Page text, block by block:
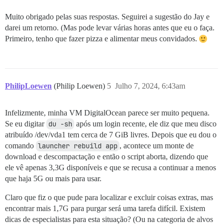
Muito obrigado pelas suas respostas. Seguirei a sugestão do Jay e
darei um retorno. (Mas pode levar várias horas antes que eu o faça.
Primeiro, tenho que fazer pizza e alimentar meus convidados.
PhilipLoewen (Philip Loewen) Julho 7, 2024, 6:43am
5
Infelizmente, minha VM DigitalOcean parece ser muito pequena.
Se eu digitar du -sh após um login recente, ele diz que meu disco
atribuído /dev/vda1 tem cerca de 7 GiB livres. Depois que eu dou o
comando launcher rebuild app , acontece um monte de
download e descompactação e então o script aborta, dizendo que
ele vê apenas 3,3G disponíveis e que se recusa a continuar a menos
que haja 5G ou mais para usar.
Claro que fiz o que pude para localizar e excluir coisas extras, mas
encontrar mais 1,7G para purgar será uma tarefa difícil. Existem
dicas de especialistas para esta situação? (Ou na categoria de alvos